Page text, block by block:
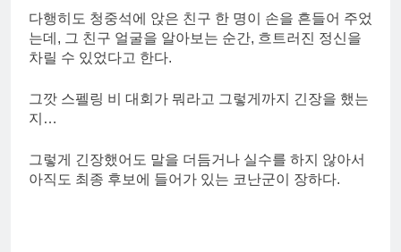
다행히도 청중석에 앉은 친구 한 명이 손을 흔들어 주었
는데, 그 친구 얼굴을 알아보는 순간, 흐트러진 정신을
차릴 수 있었다고 한다.
그깟 스펠링 비 대회가 뭐라고 그렇게까지 긴장을 했는
지…
그렇게 긴장했어도 말을 더듬거나 실수를 하지 않아서
아직도 최종 후보에 들어가 있는 코난군이 장하다.